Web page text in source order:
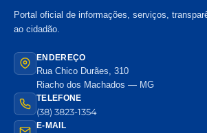
Portal oficial de informações, serviços,
ao cidadão.
ENDEREÇO
Rua Chico Durães, 310
Riacho dos Machados — MG
TELEFONE
(38) 3823-1354
E-MAIL